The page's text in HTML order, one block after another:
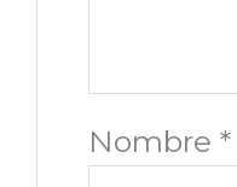
Nombre *